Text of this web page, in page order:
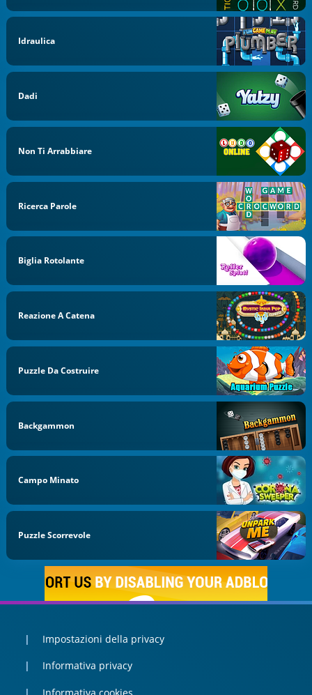
Idraulica
Dadi
Non Ti Arrabbiare
Ricerca Parole
Biglia Rotolante
Reazione A Catena
Puzzle Da Costruire
Backgammon
Campo Minato
Puzzle Scorrevole
Impostazioni della privacy
Informativa privacy
Informativa cookies